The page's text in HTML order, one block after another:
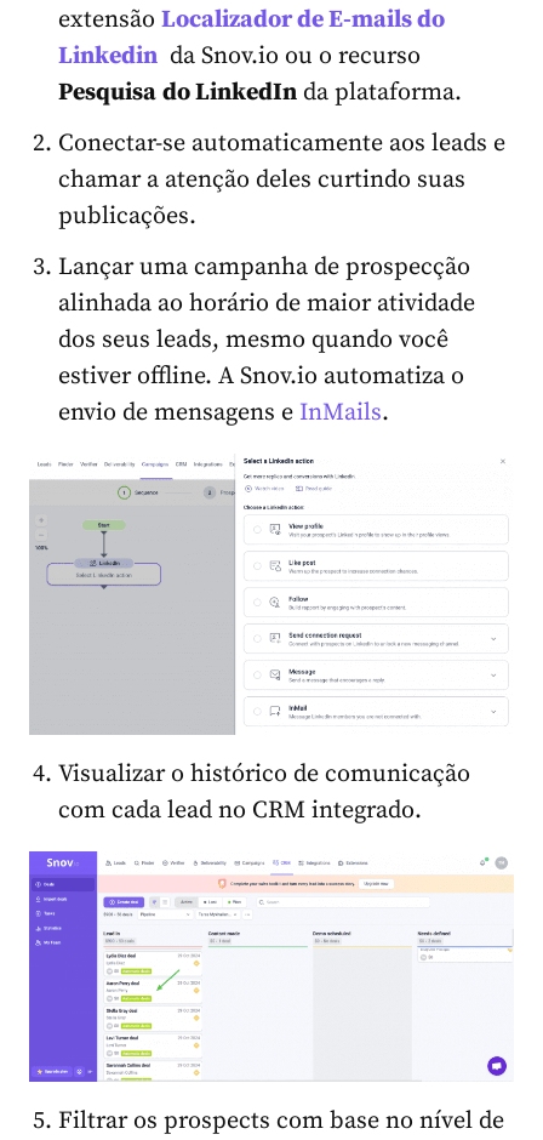
extensão Localizador de E-mails do
Linkedin da Snov.io ou o recurso
Pesquisa do LinkedIn da plataforma.
Conectar-se automaticamente aos leads e
chamar a atenção deles curtindo suas
publicações.
Lançar uma campanha de prospecção
alinhada ao horário de maior atividade
dos seus leads, mesmo quando você
estiver offline. A Snov.io automatiza o
envio de mensagens e InMails.
Visualizar o histórico de comunicação
com cada lead no CRM integrado.
Filtrar os prospects com base no nível de